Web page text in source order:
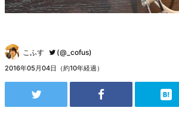
こふす (@_cofus)
2016年05月04日（約10年経過）